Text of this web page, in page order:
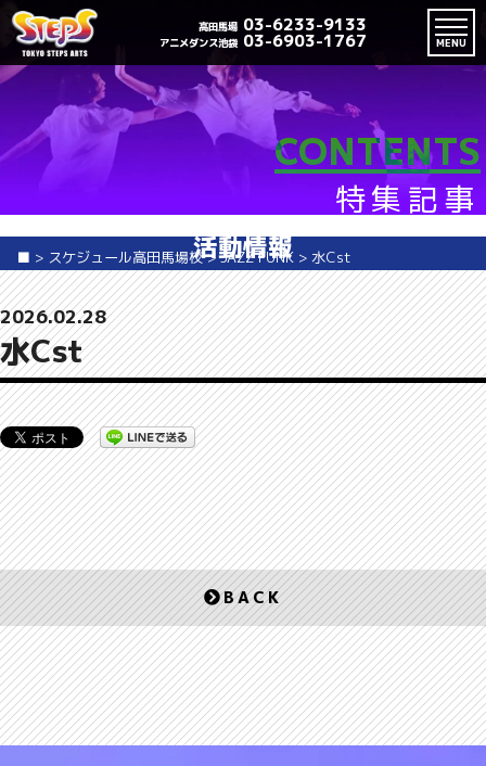
高田馬場 03-6233-9133
アニメダンス池袋 03-6903-1767 MENU
CONTENTS
特集記事
■ > スケジュール高田馬場校>JAZZ FUNK > 水Cst
活動情報
2026.02.28
水Cst
BACK